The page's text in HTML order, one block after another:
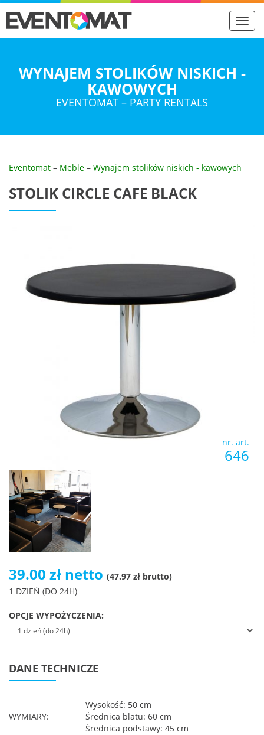
WYNAJEM STOLIKÓW NISKICH -
KAWOWYCH
EVENTOMAT – PARTY RENTALS
Eventomat – Meble – Wynajem stolików niskich - kawowych
STOLIK CIRCLE CAFE BLACK
nr. art.
646
39.00 zł netto (47.97 zł brutto)
1 DZIEŃ (DO 24H)
OPCJE WYPOŻYCZENIA:
DANE TECHNICZE
WYMIARY:
Wysokość: 50 cm
Średnica blatu: 60 cm
Średnica podstawy: 45 cm